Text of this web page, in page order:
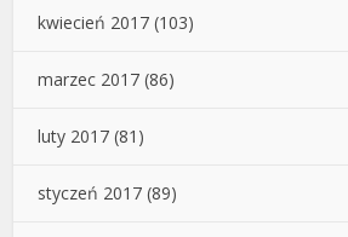
kwiecień 2017 (103)
marzec 2017 (86)
luty 2017 (81)
styczeń 2017 (89)